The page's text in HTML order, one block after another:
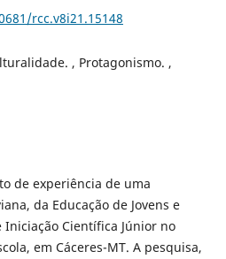
rcc.v8i21.15148
, Protagonismo. ,
de experiência de uma
da Educação de Jovens e
Iniciação Científica Júnior no
em Cáceres-MT. A pesquisa,